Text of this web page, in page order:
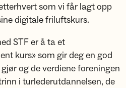
som vi får lagt opp
digitale friluftskurs.
STF er å ta et
kurs» som gir deg en god
og de verdiene foreningen
i turlederutdannelsen, de